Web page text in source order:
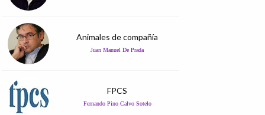
Animales de compañía
Juan Manuel De Prada
FPCS
Fernando Pino Calvo Sotelo